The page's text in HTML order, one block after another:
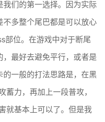
们的第一选择。因为实际
多整个尾巴都是可以放心
部位。在游戏中对于断尾
最好去避免平行，或者是
一般的打法思路是，在黑
蓄力，再加上一段普攻，
就基本上可以了。但是我